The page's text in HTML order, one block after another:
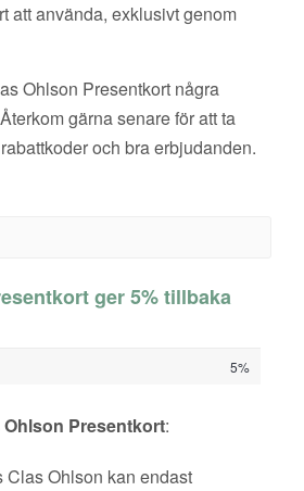
att använda, exklusivt genom
Ohlson Presentkort några
gärna senare för att ta
och bra erbjudanden.
ger 5% tillbaka
5%
Presentkort:
Clas Ohlson kan endast